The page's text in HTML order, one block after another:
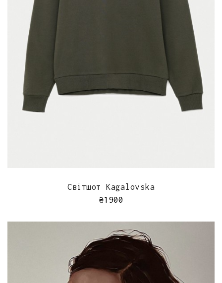
Світшот Kagalovska
₴1900